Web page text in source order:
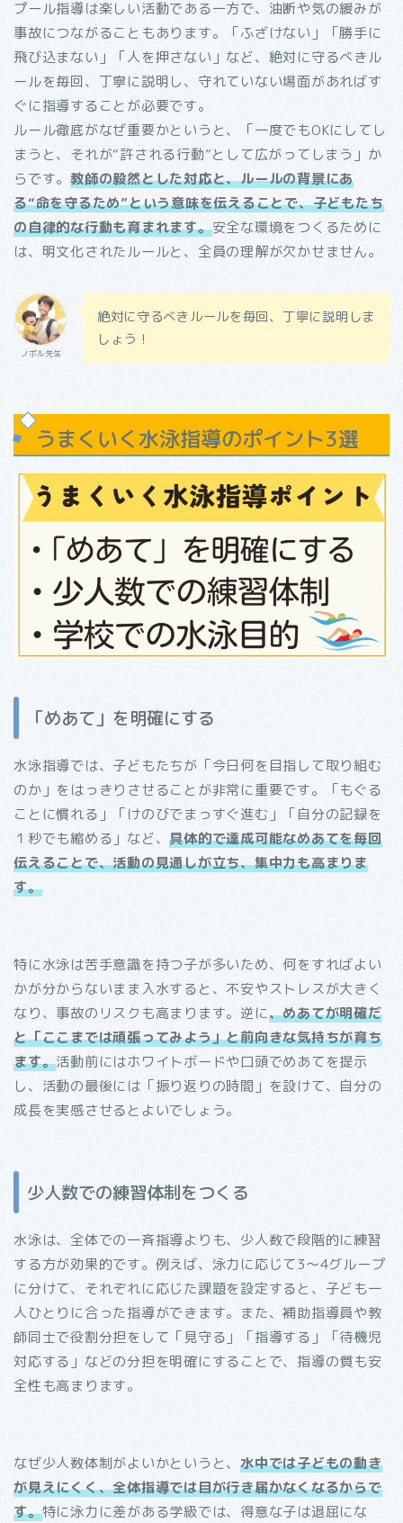
プール指導は楽しい活動である一方で、油断や気の緩みが
事故につながることもあります。「ふざけない」「勝手に
飛び込まない」「人を押さない」など、絶対に守るべきル
ールを毎回、丁寧に説明し、守れていない場面があればす
ぐに指導することが必要です。
ルール徹底がなぜ重要かというと、「一度でもOKにしてし
まうと、それが“許される行動”として広がってしまう」か
らです。教師の毅然とした対応と、ルールの背景にあ
る“命を守るため”という意味を伝えることで、子どもたち
の自律的な行動も育まれます。安全な環境をつくるために
は、明文化されたルールと、全員の理解が欠かせません。
ノボル先生
絶対に守るべきルールを毎回、丁寧に説明しま
しょう！
うまくいく水泳指導のポイント3選
「めあて」を明確にする
水泳指導では、子どもたちが「今日何を目指して取り組む
のか」をはっきりさせることが非常に重要です。「もぐる
ことに慣れる」「けのびでまっすぐ進む」「自分の記録を
１秒でも縮める」など、具体的で達成可能なめあてを毎回
伝えることで、活動の見通しが立ち、集中力も高まりま
す。
特に水泳は苦手意識を持つ子が多いため、何をすればよい
かが分からないまま入水すると、不安やストレスが大きく
なり、事故のリスクも高まります。逆に、めあてが明確だ
と「ここまでは頑張ってみよう」と前向きな気持ちが育ち
ます。活動前にはホワイトボードや口頭でめあてを提示
し、活動の最後には「振り返りの時間」を設けて、自分の
成長を実感させるとよいでしょう。
少人数での練習体制をつくる
水泳は、全体での一斉指導よりも、少人数で段階的に練習
する方が効果的です。例えば、泳力に応じて3～4グループ
に分けて、それぞれに応じた課題を設定すると、子ども一
人ひとりに合った指導ができます。また、補助指導員や教
師同士で役割分担をして「見守る」「指導する」「待機児
対応する」などの分担を明確にすることで、指導の質も安
全性も高まります。
なぜ少人数体制がよいかというと、水中では子どもの動き
が見えにくく、全体指導では目が行き届かなくなるからで
す。特に泳力に差がある学級では、得意な子は退屈にな